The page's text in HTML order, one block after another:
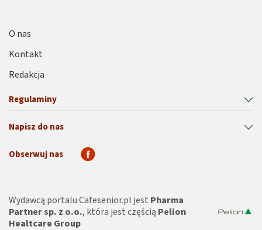
Regulaminy
Napisz do nas
O nas
Kontakt
Redakcja
Obserwuj nas
Wydawcą portalu Cafesenior.pl jest Pharma
Partner sp. z o.o., która jest częścią Pelion
Healtcare Group